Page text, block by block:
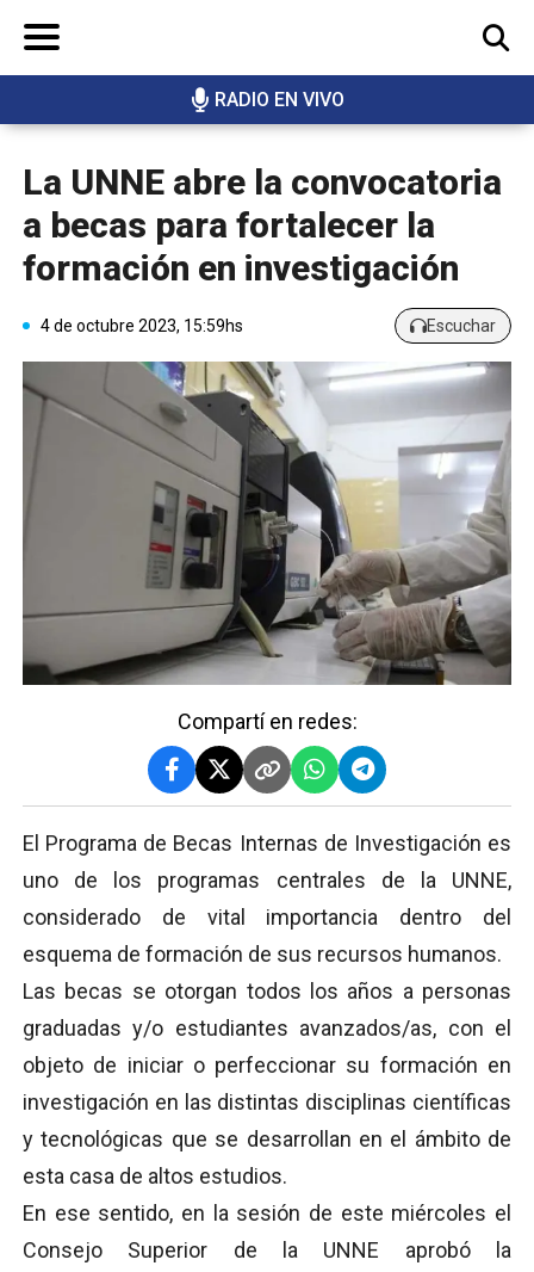
RADIO EN VIVO
BUSCAR
La UNNE abre la convocatoria
a becas para fortalecer la
formación en investigación
4 de octubre 2023, 15:59hs Escuchar
Compartí en redes:
El Programa de Becas Internas de Investigación es
uno de los programas centrales de la UNNE,
considerado de vital importancia dentro del
esquema de formación de sus recursos humanos.
Las becas se otorgan todos los años a personas
graduadas y/o estudiantes avanzados/as, con el
objeto de iniciar o perfeccionar su formación en
investigación en las distintas disciplinas científicas
y tecnológicas que se desarrollan en el ámbito de
esta casa de altos estudios.
En ese sentido, en la sesión de este miércoles el
Consejo Superior de la UNNE aprobó la